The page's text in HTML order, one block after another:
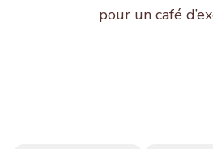
pour un café